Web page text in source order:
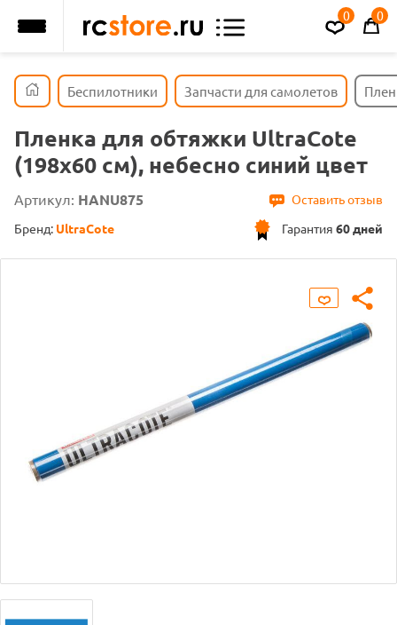
0 0
Беспилотники Запчасти для самолетов
Пленка для обтяжки UltraCote
(198x60 см), небесно синий цвет
Артикул: HANU875
Оставить отзыв
Гарантия 60 дней
Бренд: UltraCote